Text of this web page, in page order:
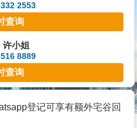
2553
查询
许小姐
8889
查询
登记可享有额外宅谷回